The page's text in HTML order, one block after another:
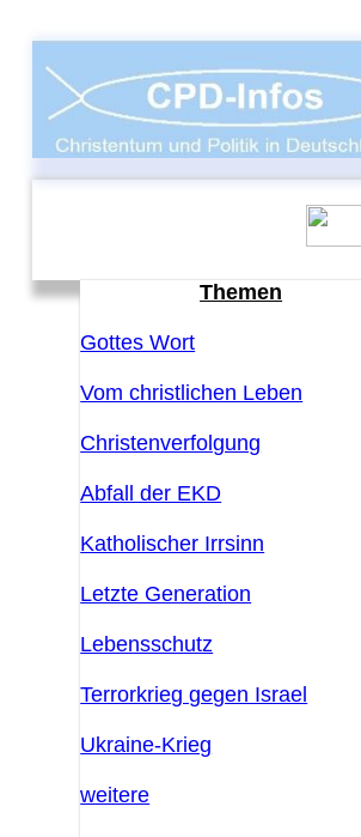
Themen
Gottes Wort
Vom christlichen Leben
Christenverfolgung
Abfall der EKD
Katholischer Irrsinn
Letzte Generation
Lebensschutz
Terrorkrieg gegen Israel
Ukraine-Krieg
weitere